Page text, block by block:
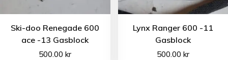
Ski-doo Renegade 600
ace -13 Gasblock
500.00kr
Lynx Ranger 600 -11
Gasblock
500.00 kr